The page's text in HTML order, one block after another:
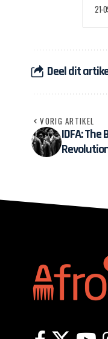
21-
Deel dit
VORIG ARTIKEL
IDFA: